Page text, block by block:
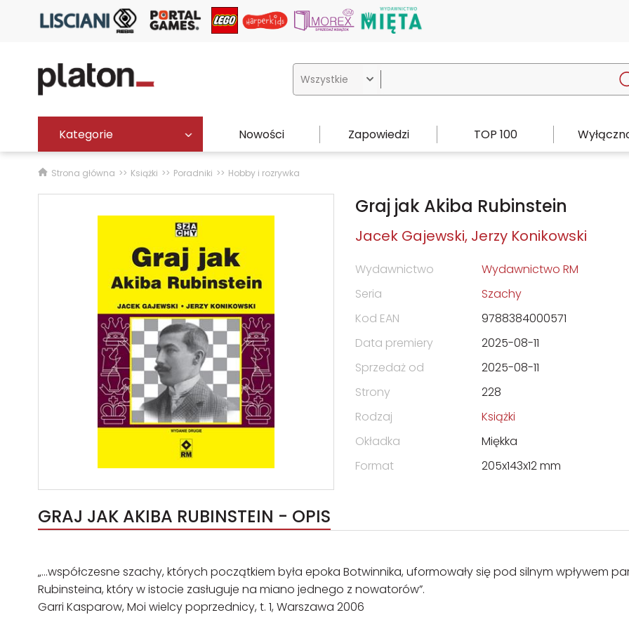

Kategorie Nowości Zapowiedzi TOP 100
Strona główna Książki Poradniki Hobby i rozrywka
Graj jak Akiba Rubinstein
Jacek Gajewski Jerzy Konikowski
Wydawnictwo
Wydawnictwo RM
Seria
Szachy
Kod EAN
9788384000571
Data premiery
2025-08-11
Sprzedaż od
2025-08-11
Strony
228
Rodzaj
Książki
Okładka
Miękka
Format
205x143x12 mm
GRAJ JAK AKIBA RUBINSTEIN - OPIS
„...współczesne szachy, których początkiem była epoka Botwinnika, uformowały się pod silnym wpływem
Rubinsteina, który w istocie zasługuje na miano jednego z nowatorów”.
Garri Kasparow, Moi wielcy poprzednicy, t. 1, Warszawa 2006